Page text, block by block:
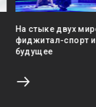
На стыке двух
фиджитал-спорт
будущее